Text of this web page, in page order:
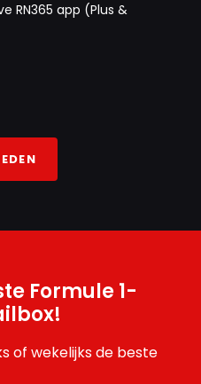
RN365 app (Plus &
Formule 1-
of wekelijks de beste